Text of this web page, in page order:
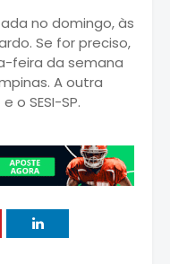
no domingo, às
Se for preciso,
feira da semana
A outra
o SESI-SP.